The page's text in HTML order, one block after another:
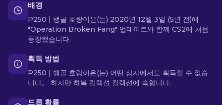
배경
P250 | 뱅골 호랑이은(는) 2020년 12월 3일 (5년 전)에
"Operation Broken Fang" 업데이트와 함께 CS2에 처음
등장했습니다.
획득 방법
P250 | 뱅골 호랑이은(는) 어떤 상자에서도 획득할 수 없습
니다。 하지만 하복 컬렉션 컬렉션에 속합니다.
드롭 확률